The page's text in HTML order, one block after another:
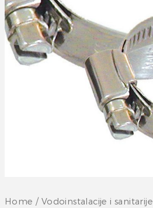
Home / Vodoinstalacije i sanitarije